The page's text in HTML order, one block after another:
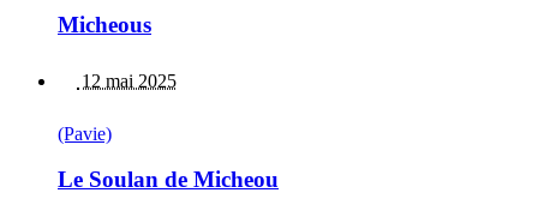
Micheous
12 mai 2025
(Pavie)
Le Soulan de Micheou